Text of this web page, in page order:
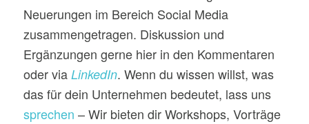
Neuerungen im Bereich Social Media
zusammengetragen. Diskussion und
Ergänzungen gerne hier in den Kommentaren
oder via LinkedIn. Wenn du wissen willst, was
das für dein Unternehmen bedeutet, lass uns
sprechen – Wir bieten dir Workshops, Vorträge